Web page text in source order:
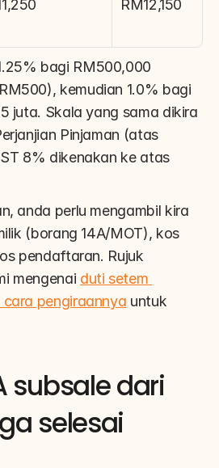
RM12,150
bagi RM500,000
kemudian 1.0% bagi
Pinjaman (atas
8% dikenakan ke atas
anda perlu mengambil kira
(borang 14A/MOT), kos
pendaftaran. Rujuk
mengenai duti setem
cara pengiraannya untuk
subsale dari
selesai